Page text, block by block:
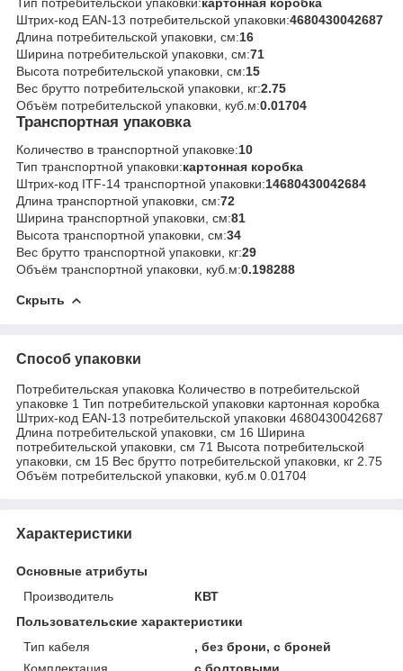
Штрих-код EAN-13 потребительской упаковки:4680430042687
Длина потребительской упаковки, см:16
Ширина потребительской упаковки, см:71
Высота потребительской упаковки, см:15
Вес брутто потребительской упаковки, кг:2.75
Объём потребительской упаковки, куб.м:0.01704
Транспортная упаковка
Количество в транспортной упаковке:10
Тип транспортной упаковки:картонная коробка
Штрих-код ITF-14 транспортной упаковки:14680430042684
Длина транспортной упаковки, см:72
Ширина транспортной упаковки, см:81
Высота транспортной упаковки, см:34
Вес брутто транспортной упаковки, кг:29
Объём транспортной упаковки, куб.м:0.198288
Скрыть
Способ упаковки
Потребительская упаковка Количество в потребительской
упаковке 1 Тип потребительской упаковки картонная коробка
Штрих-код EAN-13 потребительской упаковки 4680430042687
Длина потребительской упаковки, см 16 Ширина
потребительской упаковки, см 71 Высота потребительской
упаковки, см 15 Вес брутто потребительской упаковки, кг 2.75
Объём потребительской упаковки, куб.м 0.01704
Характеристики
Основные атрибуты
Производитель
КВТ
Пользовательские характеристики
Тип кабеля
, без брони, с броней
Комплектация
с болтовыми